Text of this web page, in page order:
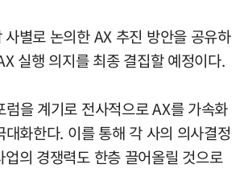
별로 논의한 AX 추진 방안을 공유하
실행 의지를 최종 결집할 예정이다.
럼을 계기로 전사적으로 AX를 가속화
화한다. 이를 통해 각 사의 의사결정
의 경쟁력도 한층 끌어올릴 것으로